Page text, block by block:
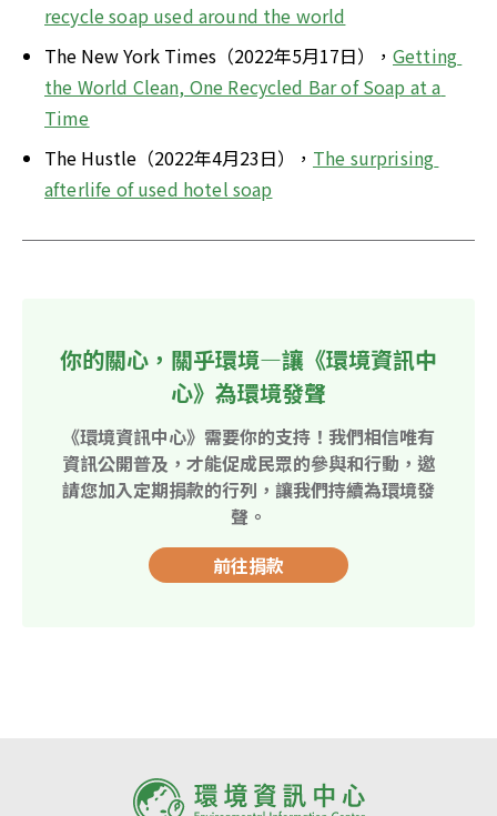
recycle soap used around the world
The New York Times（2022年5月17日）， Getting
the World Clean, One Recycled Bar of Soap at a
Time
The Hustle（2022年4月23日）， The surprising
afterlife of used hotel soap
你的關心，關乎環境—讓《環境資訊中
心》為環境發聲
《環境資訊中心》需要你的支持！我們相信唯有
資訊公開普及，才能促成民眾的參與和行動，邀
請您加入定期捐款的行列，讓我們持續為環境發
聲。
前往捐款